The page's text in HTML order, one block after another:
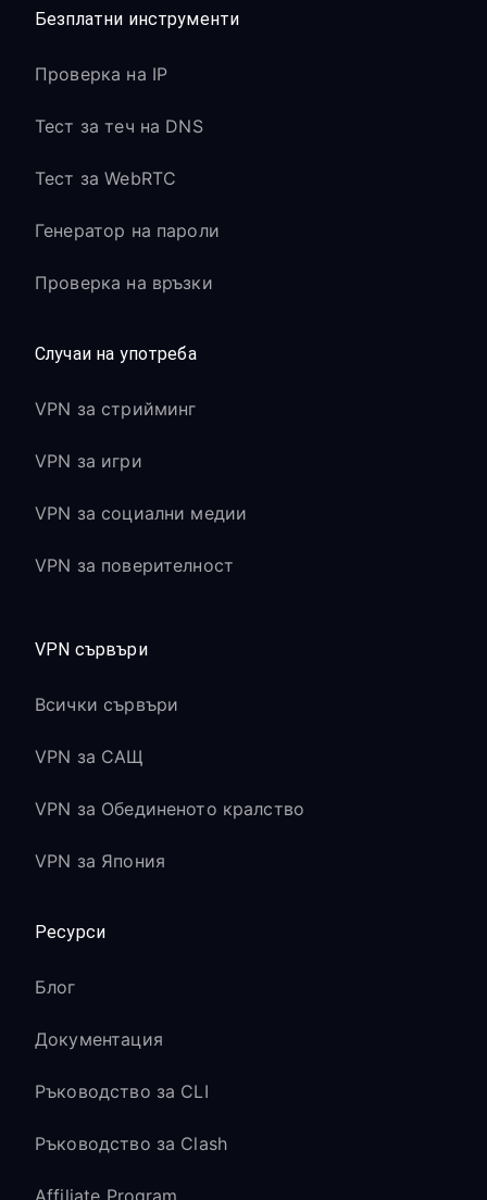
Безплатни инструменти
Проверка на IP
Тест за теч на DNS
Тест за WebRTC
Генератор на пароли
Проверка на връзки
Случаи на употреба
VPN за стрийминг
VPN за игри
VPN за социални медии
VPN за поверителност
VPN сървъри
Всички сървъри
VPN за САЩ
VPN за Обединеното кралство
VPN за Япония
Ресурси
Блог
Документация
Ръководство за CLI
Ръководство за Clash
Affiliate Program